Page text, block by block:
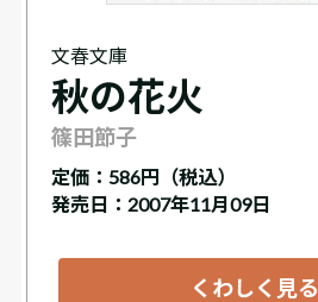
文春文庫
秋の花火
篠田節子
定価： 586円（税込）
発売日：2007年11月09日
くわしく見る